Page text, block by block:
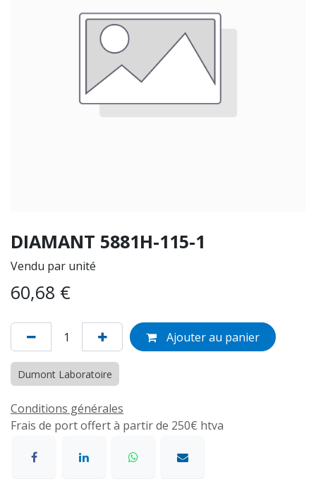
DIAMANT 5881H-115-1
Vendu par unité
60,68 €
Ajouter au panier
Dumont Laboratoire
Conditions générales
Frais de port offert à partir de 250€ htva